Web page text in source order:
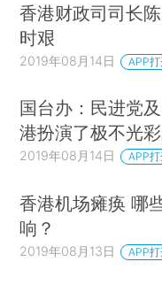
香港财政司司长
时艰
2019年08月14日 APP
国台办：民进党
港扮演了极不光
2019年08月14日 APP
香港机场瘫痪 哪
响？
2019年08月13日 APP